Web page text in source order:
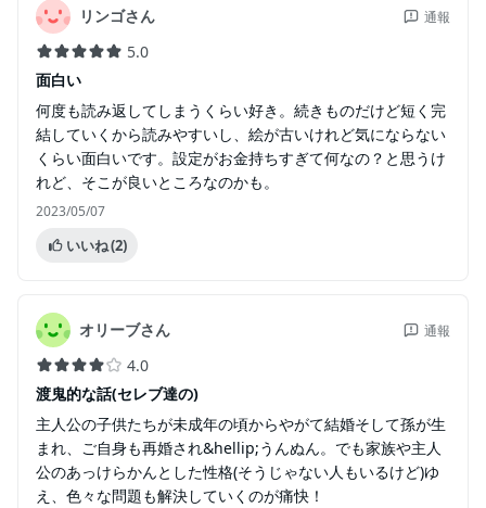
リンゴさん 通報
5.0
面白い
何度も読み返してしまうくらい好き。続きものだけど短く完
結していくから読みやすいし、絵が古いけれど気にならない
くらい面白いです。設定がお金持ちすぎて何なの？と思うけ
れど、そこが良いところなのかも。
2023/05/07
いいね(2)
オリーブさん 通報
4.0
渡鬼的な話(セレブ達の)
主人公の子供たちが未成年の頃からやがて結婚そして孫が生
まれ、ご自身も再婚され&hellip;うんぬん。でも家族や主人
公のあっけらかんとした性格(そうじゃない人もいるけど)ゆ
え、色々な問題も解決していくのが痛快！